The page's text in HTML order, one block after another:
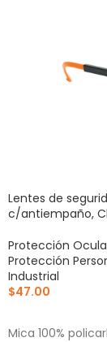
Lentes de
c/antiempaño,
Protección
Protección
Industrial
$47.00
Mica 100%